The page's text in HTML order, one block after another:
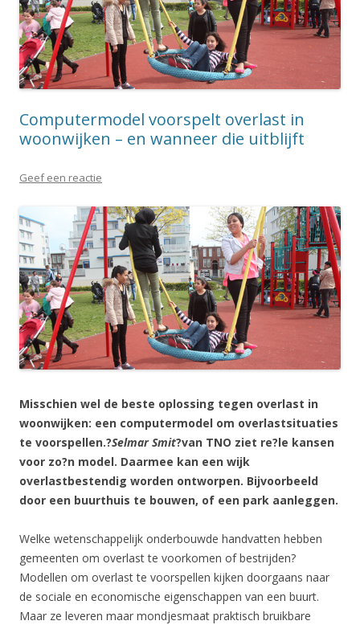
Computermodel voorspelt overlast in
woonwijken – en wanneer die uitblijft
Geef een reactie
Misschien wel de beste oplossing tegen overlast in
woonwijken: een computermodel om overlastsituaties
te voorspellen.?Selmar Smit?van TNO ziet re?le kansen
voor zo?n model. Daarmee kan een wijk
overlastbestendig worden ontworpen. Bijvoorbeeld
door een buurthuis te bouwen, of een park aanleggen.
Welke wetenschappelijk onderbouwde handvatten hebben
gemeenten om overlast te voorkomen of bestrijden?
Modellen om overlast te voorspellen kijken doorgaans naar
de sociale en economische eigenschappen van een buurt.
Maar ze leveren maar mondjesmaat praktisch bruikbare